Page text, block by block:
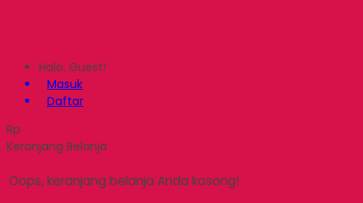
Halo, Guest!
Masuk
Daftar
Rp
Keranjang Belanja
Oops, keranjang belanja Anda kosong!